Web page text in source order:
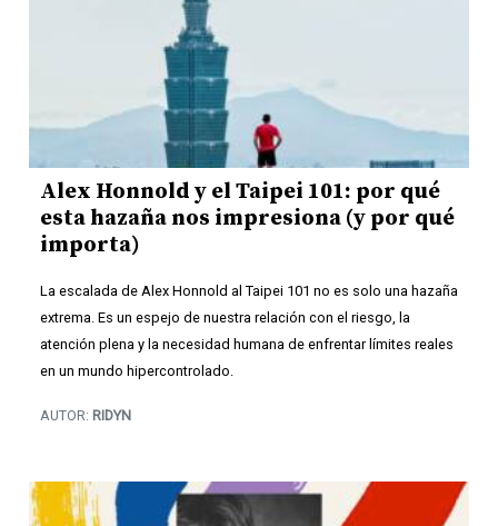
Alex Honnold y el Taipei 101: por qué
esta hazaña nos impresiona (y por qué
importa)
La escalada de Alex Honnold al Taipei 101 no es solo una hazaña
extrema. Es un espejo de nuestra relación con el riesgo, la
atención plena y la necesidad humana de enfrentar límites reales
en un mundo hipercontrolado.
AUTOR: RIDYN